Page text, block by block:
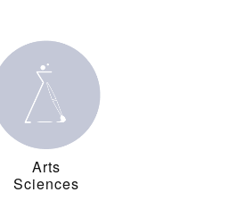
Arts
Sciences